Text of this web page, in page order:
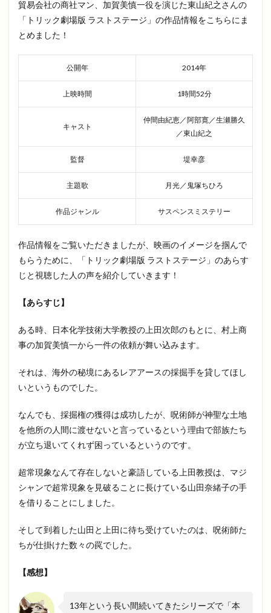
貿易会社の商社マン、加賀美慎一役を演じた東山紀之さんの
「トリック劇場版 ラストステージ」の作品情報をこちらにま
とめました！
公開年 2014年
上映時間 1時間52分
キャスト
仲間由紀恵／阿部寛／生瀬勝久
／東山紀之
監督 堤幸彦
主題歌 月光／鬼塚ちひろ
作品ジャンル サスペンスミステリー
作品情報をご覧いただきましたが、映画のイメージを掴んで
もらうために、「トリック劇場版 ラストステージ」のあらす
じと視聴した人の声を紹介していきます！
【あらすじ】
ある時、日本化学技術大学教授の上田次郎のもとに、村上商
事の加賀美慎一から一件の依頼が舞い込みます。
それは、海外の秘境にあるレアアースの採掘手を貸してほし
いというものでした。
なんでも、採掘権の獲得は成功したが、呪術師が神聖な土地
を他所の人間に渡せないと言っているという理由で部族たち
が立ち退いてくれず困っているというのです。
超常現象なんて存在しないと豪語している上田教授は、マジ
シャンで超常現象を見破ることに長けている山田奈緒子の手
を借りることにしました。
そして到着した山田と上田に待ち受けていたのは、呪術師た
ちが仕掛けた数々の罠でした。
【感想】
13年という長い間続いてきたシリーズで「本